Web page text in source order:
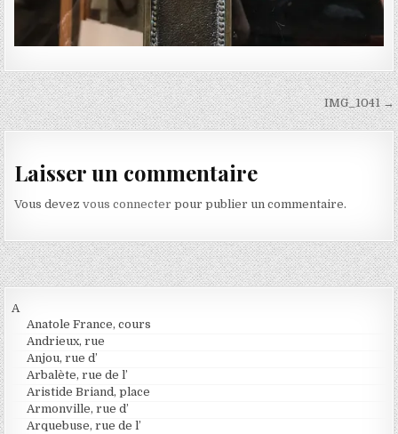
Navigation de l’article IMG_1041 →
Laisser un commentaire
Vous devezvous connecter pour publier un commentaire.
A
Anatole France, cours
Andrieux, rue
Anjou, rue d’
Arbalète, rue de l’
Aristide Briand, place
Armonville, rue d’
Arquebuse, rue de l’